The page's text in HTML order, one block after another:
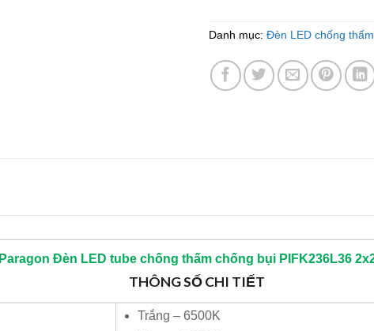
Danh mục: Đèn LED chống thấm
Paragon Đèn LED tube chống thấm chống bụi PIFK236L36
THÔNG SỐ CHI TIẾT
Trắng – 6500K